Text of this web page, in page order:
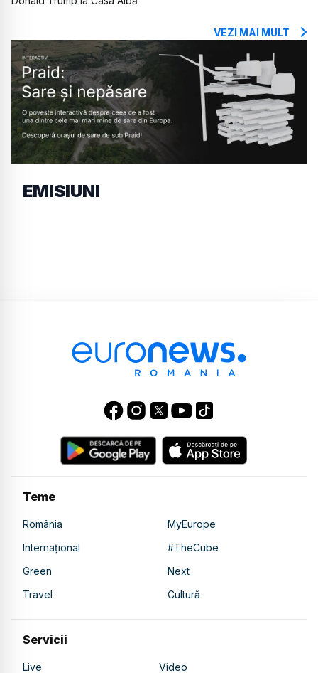
VEZI MAI MULT
EMISIUNI
Teme
România
MyEurope
Internațional
#TheCube
Green
Next
Travel
Cultură
Servicii
Live Video